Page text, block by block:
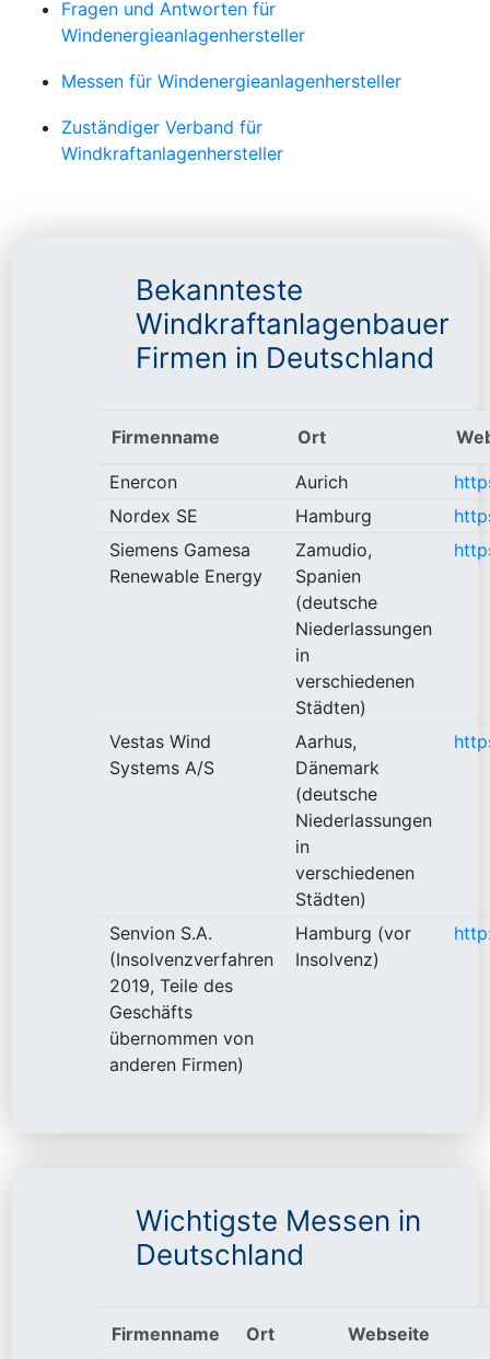
Fragen und Antworten für
Windenergieanlagenhersteller
Messen für Windenergieanlagenhersteller
Zuständiger Verband für
Windkraftanlagenhersteller
Bekannteste
Windkraftanlagenbauer
Firmen in Deutschland
Firmenname Ort
Enercon Aurich
Nordex SE
Hamburg
Siemens Gamesa
Renewable Energy
Zamudio,
Spanien
(deutsche
Niederlassungen
in
verschiedenen
Städten)
Vestas Wind
Systems A/S
Aarhus,
Dänemark
(deutsche
Niederlassungen
in
verschiedenen
Städten)
Senvion S.A.
(Insolvenzverfahren
2019, Teile des
Geschäfts
übernommen von
anderen Firmen)
Hamburg (vor
Insolvenz)
Wichtigste Messen in
Deutschland
Firmenname Ort Webseite